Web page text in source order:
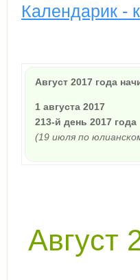
Календарик -
Август 2017 года
1 августа 2017
213-й день 2017 года
(19 июля по
Август